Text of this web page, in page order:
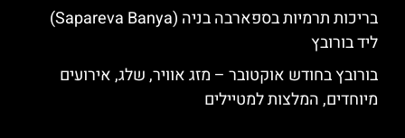
בריכות תרמיות בספארבה בניה (Sapareva Banya)
ליד בורובץ
בורובץ בחודש אוקטובר – מזג אוויר, שלג, אירועים
מיוחדים, המלצות למטיילים